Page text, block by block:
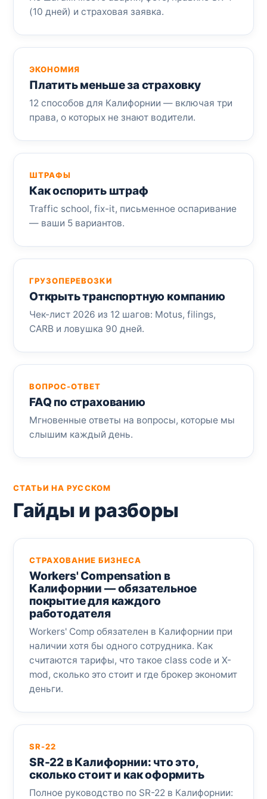
(10 дней) и страховая заявка.
ЭКОНОМИЯ
Платить меньше за страховку
12 способов для Калифорнии — включая три
права, о которых не знают водители.
ШТРАФЫ
Как оспорить штраф
Traffic school, fix-it, письменное оспаривание
— ваши 5 вариантов.
ГРУЗОПЕРЕВОЗКИ
Открыть транспортную компанию
Чек-лист 2026 из 12 шагов: Motus, filings,
CARB и ловушка 90 дней.
ВОПРОС-ОТВЕТ
FAQ по страхованию
Мгновенные ответы на вопросы, которые мы
слышим каждый день.
СТАТЬИ НА РУССКОМ
Гайды и разборы
СТРАХОВАНИЕ БИЗНЕСА
Workers' Compensation в
Калифорнии — обязательное
покрытие для каждого
работодателя
Workers' Comp обязателен в Калифорнии при
наличии хотя бы одного сотрудника. Как
считаются тарифы, что такое class code и X-
mod, сколько это стоит и где брокер экономит
деньги.
SR-22
SR-22 в Калифорнии: что это,
сколько стоит и как оформить
Полное руководство по SR-22 в Калифорнии: